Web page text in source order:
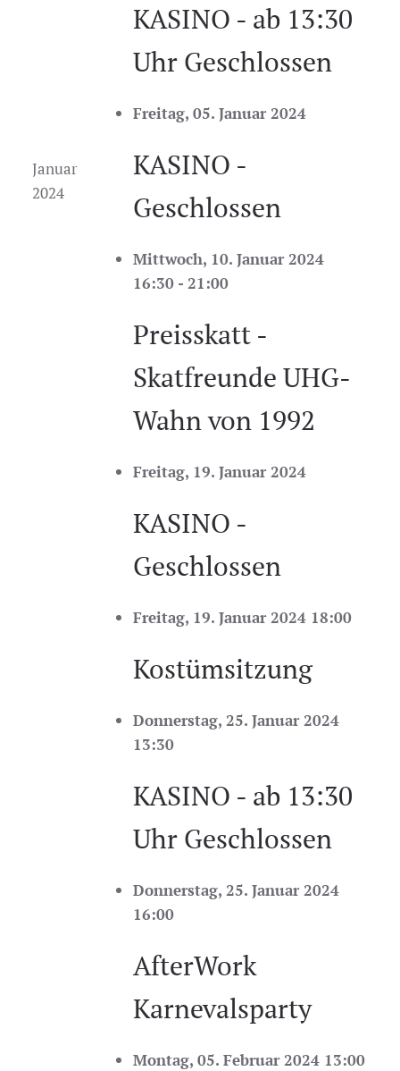
Januar
2024
KASINO - ab 13:30
Uhr Geschlossen
Freitag, 05. Januar 2024
KASINO -
Geschlossen
Mittwoch, 10. Januar 2024
16:30 - 21:00
Preisskatt -
Skatfreunde UHG-
Wahn von 1992
Freitag, 19. Januar 2024
KASINO -
Geschlossen
Freitag, 19. Januar 2024 18:00
Kostümsitzung
Donnerstag, 25. Januar 2024
13:30
KASINO - ab 13:30
Uhr Geschlossen
Donnerstag, 25. Januar 2024
16:00
AfterWork
Karnevalsparty
Montag, 05. Februar 2024 13:00